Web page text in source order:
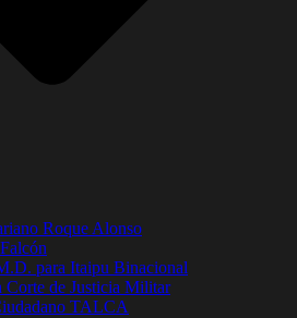
Roque Alonso
para Itaipu Binacional
Corte de Justicia Militar
TALCA